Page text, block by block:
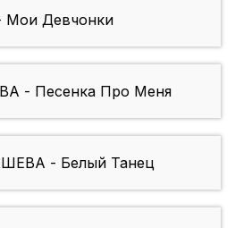
Девчонки
- Песенка Про Меня
- Белый Танец